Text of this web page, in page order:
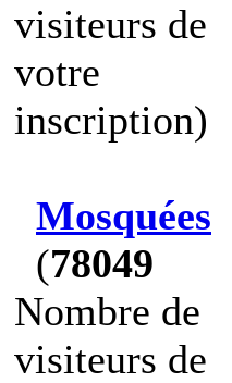
visiteurs de
votre
inscription)
Mosquées
(78049
Nombre de
visiteurs de